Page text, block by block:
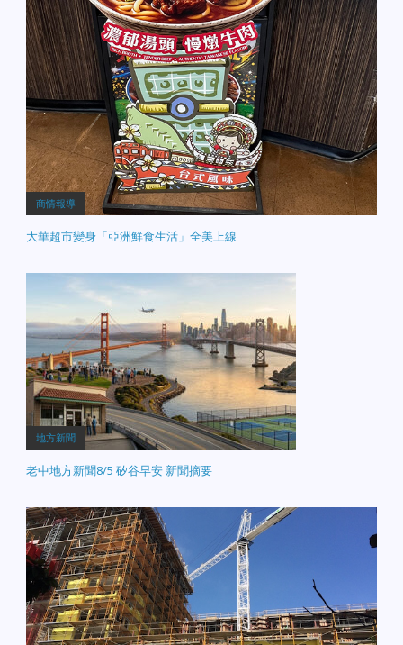
商情報導
大華超市變身「亞洲鮮食生活」全美上線
地方新聞
老中地方新聞8/5 矽谷早安 新聞摘要